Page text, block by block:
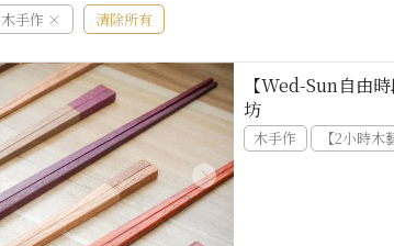
木手作 × 清除所有
【Wed-Sun自由
坊
木手作 【2小時木